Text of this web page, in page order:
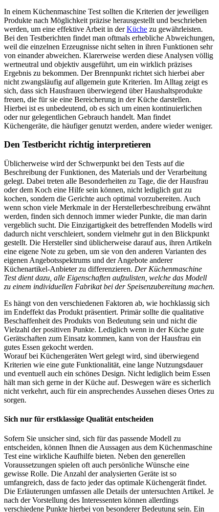
In einem Küchenmaschine Test sollten die Kriterien der jeweiligen
Produkte nach Möglichkeit präzise herausgestellt und beschrieben
werden, um eine effektive Arbeit in derKüche zu gewährleisten.
Bei den Testberichten findet man oftmals erhebliche Abweichungen,
weil die einzelnen Erzeugnisse nicht selten in ihren Funktionen sehr
von einander abweichen. Klarerweise werden diese Analysen völlig
wertneutral und objektiv ausgeführt, um ein wirklich präzises
Ergebnis zu bekommen. Der Brennpunkt richtet sich hierbei aber
nicht zwangsläufig auf allgemein gute Kriterien. Im Alltag zeigt es
sich, dass sich Hausfrauen überwiegend über Haushaltsprodukte
freuen, die für sie eine Bereicherung in der Küche darstellen.
Hierbei ist es unbedeutend, ob es sich um einen kontinuierlichen
oder nur gelegentlichen Gebrauch handelt. Man findet
Küchengeräte, die häufiger genutzt werden, andere wieder weniger.
Den Testbericht richtig interpretieren
Üblicherweise wird der Schwerpunkt bei den Tests auf die
Beschreibung der Funktionen, des Materials und der Verarbeitung
gelegt. Dabei treten alle Besonderheiten zu Tage, die der Hausfrau
oder dem Koch eine Hilfe sein können, nicht lediglich gut zu
kochen, sondern die Gerichte auch optimal vorzubereiten. Auch
wenn schon viele Merkmale in der Herstellerbeschreibung erwähnt
werden, finden sich dennoch immer wieder Punkte, die man darin
vergeblich sucht. Die Einzigartigkeit des betreffenden Modells wird
dadurch nicht verschleiert, sondern vielmehr gut in den Blickpunkt
gestellt. Die Hersteller sind üblicherweise darauf aus, ihren Artikeln
eine eigene Note zu geben, um sie von den anderen Varianten des
eigenen Angebotsspektrums und der Angebote anderer
Küchenartikel-Anbieter zu differenzieren. Der Küchenmaschine
Test dient dazu, alle Eigenschaften aufzulisten, welche das Modell
zu einem individuellen Fabrikat bei der Speisenzubereitung machen.
Es hängt von den verschiedenen Faktoren ab, wie hochklassig sich
im Endeffekt das Produkt präsentiert. Primär sollte die qualitative
Beschaffenheit des Produkts von Bedeutung sein und nicht die
Vielzahl der positiven Punkte. Lediglich wenn in der Küche gute
Gerätschaften zum Einsatz kommen, kann von der Hausfrau ein
gutes Essen gekocht werden.
Worauf bei Küchengeräten Wert gelegt wird, sind überwiegend
Kriterien wie eine gute Funktionalität, eine lange Nutzungsdauer
und eventuell auch ein schönes Design. Nicht lediglich beim Essen
hält man sich gerne in der Küche auf. Deswegen wäre es sicherlich
nicht verkehrt, auch für ein ansprechendes Aussehen dieses Ortes zu
sorgen.
Sich nur für erstklassige Qualität entscheiden
Sofern Sie unsicher sind, sich für das passende Modell zu
entscheiden, können Ihnen die Aussagen aus dem Küchenmaschine
Test eine wirkliche Kaufhilfe bieten. Neben den generellen
Voraussetzungen spielen oft auch persönliche Wünsche eine
gewisse Rolle. Die Anzahl der analysierten Geräte ist so
umfangreich, dass de facto jeder das optimale Küchengerät findet.
Die Erläuterungen umfassen alle Details der untersuchten Artikel. Je
nach der Vorstellung des Interessenten können allerdings
verschiedene Punkte hierbei von besonderer Bedeutung sein. Ein